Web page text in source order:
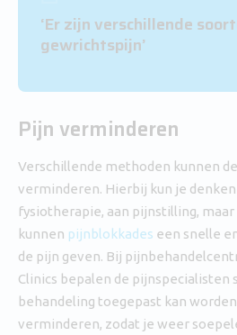
‘Er zijn verschillende
gewrichtspijn’
Pijn verminderen
Verschillende methoden kunnen
verminderen. Hierbij kun je
fysiotherapie, aan pijnstilling,
kunnen pijnblokkades een snelle
de pijn geven. Bij
Clinics bepalen de pijnspecialisten
behandeling toegepast kan
verminderen, zodat je weer